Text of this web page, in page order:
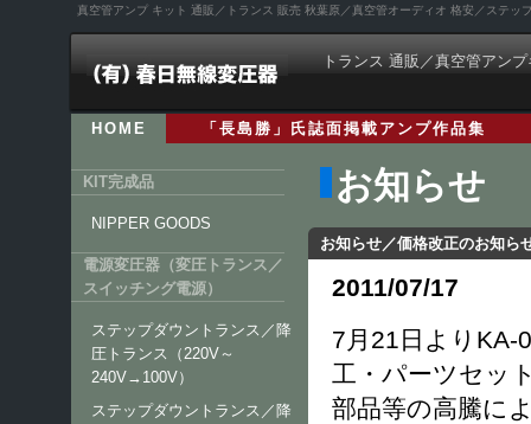
真空管アンプ キット 通販／トランス 販売 秋葉原／真空管オーディオ 格安／ステ
トランス 通販／真空管アン
HOME 「長島勝」氏誌面掲載アンプ作品集
お知らせ
お知らせ／価格改正のお知ら
2011/07/17
7月21日よりKA-
工・パーツセッ
部品等の高騰に
KIT完成品
NIPPER GOODS
電源変圧器（変圧トランス／
スイッチング電源）
ステップダウントランス／降
圧トランス（220V～
240V→100V）
ステップダウントランス／降